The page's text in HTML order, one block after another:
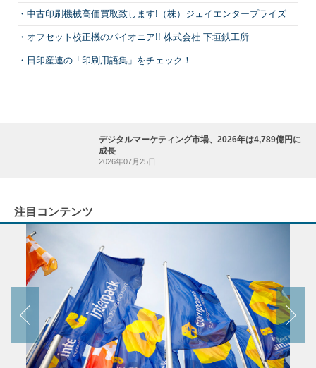
中古印刷機械高価買取致します!（株）ジェイエンタープライズ
オフセット校正機のパイオニア!! 株式会社 下垣鉄工所
日印産連の「印刷用語集」をチェック！
注目コンテンツ